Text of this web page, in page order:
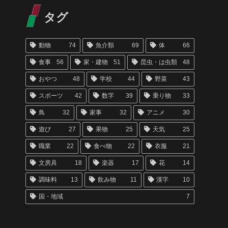
タグ
動物 74 魚介類 69 体 66
食事 56 家・建物 51 昆虫・は虫類 48
おやつ 48 学校 44 野菜 43
スポーツ 42 数字 39 乗り物 33
鳥 32 家事 32 アニメ 30
遊び 27 果物 25 天気 25
職業 22 食べ物 22 衣服 21
文房具 18 楽器 17 花 14
調味料 13 飲み物 11 漢字 10
国・地域 7